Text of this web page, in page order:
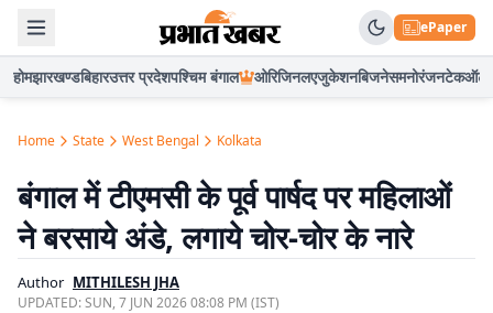
ePaper
होमझारखण्डबिहारउत्तर प्रदेशपश्चिम बंगाल ओरिजिनलएजुकेशनबिजनेसमनोरंजनटेकऑटो
Home State West Bengal Kolkata
बंगाल में टीएमसी के पूर्व पार्षद पर महिलाओं
ने बरसाये अंडे, लगाये चोर-चोर के नारे
Author MITHILESH JHA
UPDATED:SUN, 7 JUN 2026 08:08 PM (IST)